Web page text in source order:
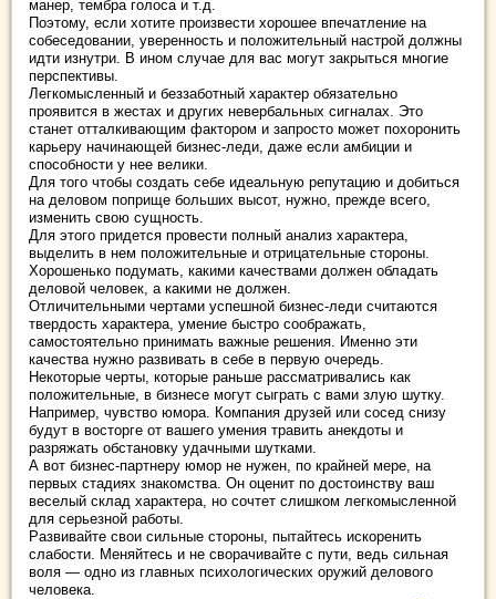
манер, тембра голоса и т.д.
Поэтому, если хотите произвести хорошее впечатление на
собеседовании, уверенность и положительный настрой должны
идти изнутри. В ином случае для вас могут закрыться многие
перспективы.
Легкомысленный и беззаботный характер обязательно
проявится в жестах и других невербальных сигналах. Это
станет отталкивающим фактором и запросто может похоронить
карьеру начинающей бизнес-леди, даже если амбиции и
способности у нее велики.
Для того чтобы создать себе идеальную репутацию и добиться
на деловом поприще больших высот, нужно, прежде всего,
изменить свою сущность.
Для этого придется провести полный анализ характера,
выделить в нем положительные и отрицательные стороны.
Хорошенько подумать, какими качествами должен обладать
деловой человек, а какими не должен.
Отличительными чертами успешной бизнес-леди считаются
твердость характера, умение быстро соображать,
самостоятельно принимать важные решения. Именно эти
качества нужно развивать в себе в первую очередь.
Некоторые черты, которые раньше рассматривались как
положительные, в бизнесе могут сыграть с вами злую шутку.
Например, чувство юмора. Компания друзей или сосед снизу
будут в восторге от вашего умения травить анекдоты и
разряжать обстановку удачными шутками.
А вот бизнес-партнеру юмор не нужен, по крайней мере, на
первых стадиях знакомства. Он оценит по достоинству ваш
веселый склад характера, но сочтет слишком легкомысленной
для серьезной работы.
Развивайте свои сильные стороны, пытайтесь искоренить
слабости. Меняйтесь и не сворачивайте с пути, ведь сильная
воля ― одно из главных психологических оружий делового
человека.